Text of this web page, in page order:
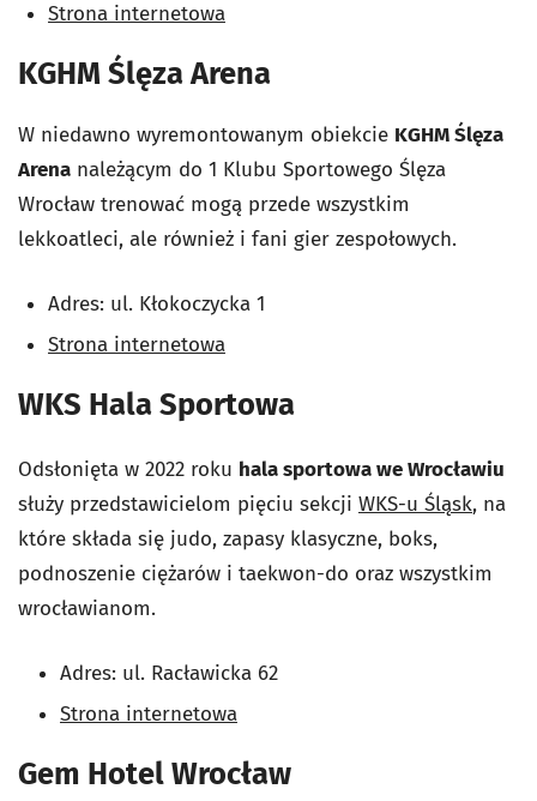
Strona internetowa
KGHM Ślęza Arena
W niedawno wyremontowanym obiekcie KGHM Ślęza
Arena należącym do 1 Klubu Sportowego Ślęza
Wrocław trenować mogą przede wszystkim
lekkoatleci, ale również i fani gier zespołowych.
Adres: ul. Kłokoczycka 1
Strona internetowa
WKS Hala Sportowa
Odsłonięta w 2022 roku hala sportowawe Wrocławiu
służy przedstawicielom pięciu sekcji WKS-u Śląsk, na
które składa się judo, zapasy klasyczne, boks,
podnoszenie ciężarów i taekwon-do oraz wszystkim
wrocławianom.
Adres: ul. Racławicka 62
Strona internetowa
Gem Hotel Wrocław